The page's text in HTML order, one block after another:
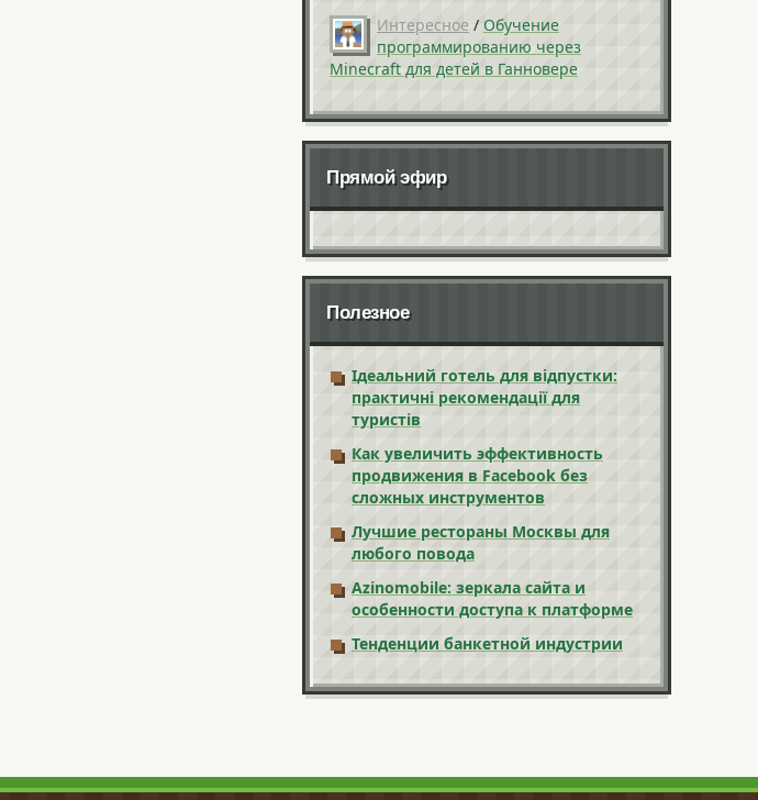
Интересное / Обучение
программированию через
Minecraft для детей в Ганновере
Прямой эфир
Полезное
Ідеальний готель для відпустки:
практичні рекомендації для
туристів
Как увеличить эффективность
продвижения в Facebook без
сложных инструментов
Лучшие рестораны Москвы для
любого повода
Azinomobile: зеркала сайта и
особенности доступа к платформе
Тенденции банкетной индустрии